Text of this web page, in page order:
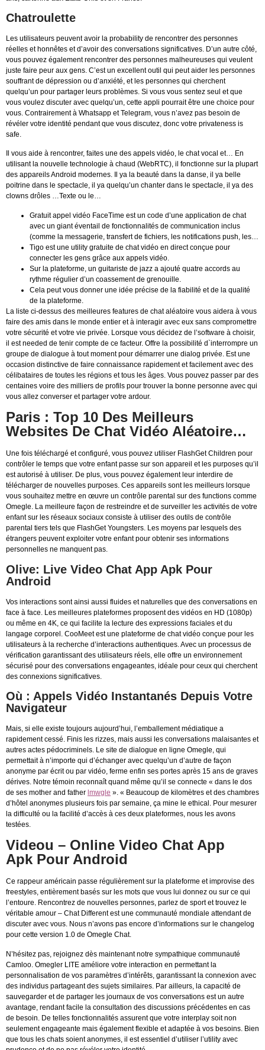
Chatroulette
Les utilisateurs peuvent avoir la probability de rencontrer des personnes
réelles et honnêtes et d’avoir des conversations significatives. D’un autre côté,
vous pouvez également rencontrer des personnes malheureuses qui veulent
juste faire peur aux gens. C’est un excellent outil qui peut aider les personnes
souffrant de dépression ou d’anxiété, et les personnes qui cherchent
quelqu’un pour partager leurs problèmes. Si vous vous sentez seul et que
vous voulez discuter avec quelqu’un, cette appli pourrait être une choice pour
vous. Contrairement à Whatsapp et Telegram, vous n’avez pas besoin de
révéler votre identité pendant que vous discutez, donc votre privateness is
safe.
Il vous aide à rencontrer, faites une des appels vidéo, le chat vocal et… En
utilisant la nouvelle technologie à chaud (WebRTC), il fonctionne sur la plupart
des appareils Android modernes. Il ya la beauté dans la danse, il ya belle
poitrine dans le spectacle, il ya quelqu’un chanter dans le spectacle, il ya des
clowns drôles …Texte ou le…
Gratuit appel vidéo FaceTime est un code d’une application de chat
avec un giant éventail de fonctionnalités de communication inclus
(comme la messagerie, transfert de fichiers, les notifications push, les…
Tigo est une utility gratuite de chat vidéo en direct conçue pour
connecter les gens grâce aux appels vidéo.
Sur la plateforme, un guitariste de jazz a ajouté quatre accords au
rythme régulier d’un coassement de grenouille.
Cela peut vous donner une idée précise de la fiabilité et de la qualité
de la plateforme.
La liste ci-dessus des meilleures features de chat aléatoire vous aidera à vous
faire des amis dans le monde entier et à interagir avec eux sans compromettre
votre sécurité et votre vie privée. Lorsque vous décidez de l’software à choisir,
il est needed de tenir compte de ce facteur. Offre la possibilité d`interrompre un
groupe de dialogue à tout moment pour démarrer une dialog privée. Est une
occasion distinctive de faire connaissance rapidement et facilement avec des
célibataires de toutes les régions et tous les âges. Vous pouvez passer par des
centaines voire des milliers de profils pour trouver la bonne personne avec qui
vous allez converser et partager votre ardour.
Paris : Top 10 Des Meilleurs
Websites De Chat Vidéo Aléatoire…
Une fois téléchargé et configuré, vous pouvez utiliser FlashGet Children pour
contrôler le temps que votre enfant passe sur son appareil et les purposes qu’il
est autorisé à utiliser. De plus, vous pouvez également leur interdire de
télécharger de nouvelles purposes. Ces appareils sont les meilleurs lorsque
vous souhaitez mettre en œuvre un contrôle parental sur des functions comme
Omegle. La meilleure façon de restreindre et de surveiller les activités de votre
enfant sur les réseaux sociaux consiste à utiliser des outils de contrôle
parental tiers tels que FlashGet Youngsters. Les moyens par lesquels des
étrangers peuvent exploiter votre enfant pour obtenir ses informations
personnelles ne manquent pas.
Olive: Live Video Chat App Apk Pour
Android
Vos interactions sont ainsi aussi fluides et naturelles que des conversations en
face à face. Les meilleures plateformes proposent des vidéos en HD (1080p)
ou même en 4K, ce qui facilite la lecture des expressions faciales et du
langage corporel. CooMeet est une plateforme de chat vidéo conçue pour les
utilisateurs à la recherche d’interactions authentiques. Avec un processus de
vérification garantissant des utilisateurs réels, elle offre un environnement
sécurisé pour des conversations engageantes, idéale pour ceux qui cherchent
des connexions significatives.
Où : Appels Vidéo Instantanés Depuis Votre
Navigateur
Mais, si elle existe toujours aujourd’hui, l’emballement médiatique a
rapidement cessé. Finis les rizzes, mais aussi les conversations malaisantes et
autres actes pédocriminels. Le site de dialogue en ligne Omegle, qui
permettait à n’importe qui d’échanger avec quelqu’un d’autre de façon
anonyme par écrit ou par vidéo, ferme enfin ses portes après 15 ans de graves
dérives. Notre témoin reconnaît quand même qu’il se connecte « dans le dos
de ses mother and father lmwgle ». « Beaucoup de kilomètres et des chambres
d’hôtel anonymes plusieurs fois par semaine, ça mine le ethical. Pour mesurer
la difficulté ou la facilité d’accès à ces deux plateformes, nous les avons
testées.
Videou – Online Video Chat App
Apk Pour Android
Ce rappeur américain passe régulièrement sur la plateforme et improvise des
freestyles, entièrement basés sur les mots que vous lui donnez ou sur ce qui
l’entoure. Rencontrez de nouvelles personnes, parlez de sport et trouvez le
véritable amour – Chat Different est une communauté mondiale attendant de
discuter avec vous. Nous n’avons pas encore d’informations sur le changelog
pour cette version 1.0 de Omegle Chat.
N’hésitez pas, rejoignez dès maintenant notre sympathique communauté
Camloo. Omegler LITE améliore votre interaction en permettant la
personnalisation de vos paramètres d’intérêts, garantissant la connexion avec
des individus partageant des sujets similaires. Par ailleurs, la capacité de
sauvegarder et de partager les journaux de vos conversations est un autre
avantage, rendant facile la consultation des discussions précédentes en cas
de besoin. De telles fonctionnalités assurent que votre interplay soit non
seulement engageante mais également flexible et adaptée à vos besoins. Bien
que tous les chats soient anonymes, il est essentiel d’utiliser l’utility avec